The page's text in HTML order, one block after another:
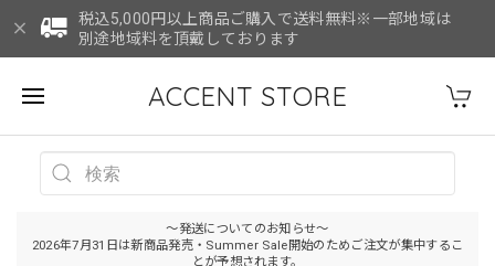
税込5,000円以上商品ご購入で送料無料※一部地域は
別途地域料を頂戴しております
ACCENT STORE
～発送についてのお知らせ～
2026年7月31日は新商品発売・Summer Sale開始のためご注文が集中するこ
とが予想されます。